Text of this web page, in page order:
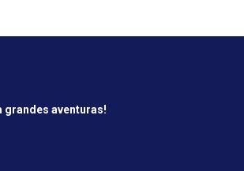
grandes aventuras!